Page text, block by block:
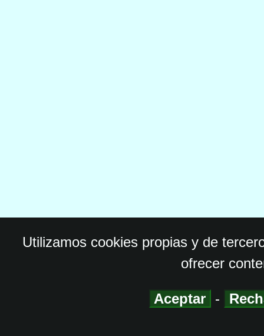
Utilizamos cookies propias y de
ofrecer
Aceptar -